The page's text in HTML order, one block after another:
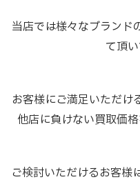
当店では様々なブランド
て頂い
お客様にご満足いただけ
他店に負けない買取価
ご検討いただけるお客様